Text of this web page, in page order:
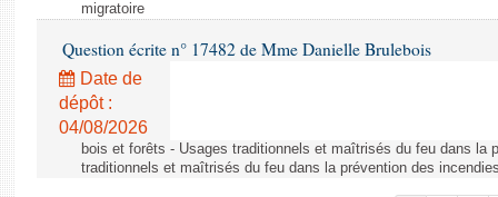
migratoire
Question écrite n° 17482 de Mme Danielle Brulebois
Date de
dépôt :
04/08/2026
bois et forêts - Usages traditionnels et maîtrisés du feu dans la
traditionnels et maîtrisés du feu dans la prévention des